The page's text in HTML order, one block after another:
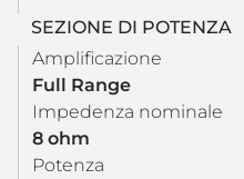
SEZIONE DI POTENZA
Amplificazione
Full Range
Impedenza nominale
8 ohm
Potenza